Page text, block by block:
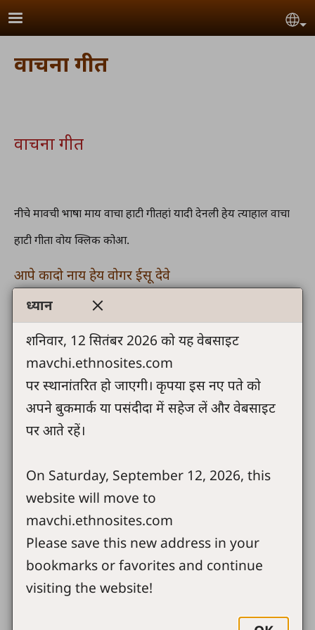
Skip to main content
वाचना गीत
वाचना गीत
नीचे मावची भाषा माय वाचा हाटी गीतहां यादी देनली हेय त्याहाल वाचा
हाटी गीता वोय क्लिक कोआ.
आपे कादो नाय हेय वोगर ईसू देवे
ईसू देवा कोअली माया
ईसू देवा साक्षी दाहा का ?
ईसू देवावे होरगा मागना
ईसू पाळनारो स्तोत्र २३
ईसू राजा मांआं देव
खूब आनंद आमाहाल हेय
ख्रिस्ता तुल सोडीन केस जाऊ
भक्तीहाटी आमंत्रण
ध्यान
शनिवार, 12 सितंबर 2026 को यह वेबसाइट
mavchi.ethnosites.com
पर स्थानांतरित हो जाएगी। कृपया इस नए पते को
अपने बुकमार्क या पसंदीदा में सहेज लें और वेबसाइट
पर आते रहें।
On Saturday, September 12, 2026, this
website will move to
mavchi.ethnosites.com
Please save this new address in your
bookmarks or favorites and continue
visiting the website!